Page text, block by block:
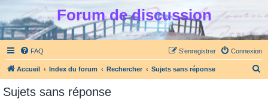
Forum de discussion
FAQ Connexion
S’enregistrer
Accueil Index du forum Rechercher Sujets sans réponse
Sujets sans réponse